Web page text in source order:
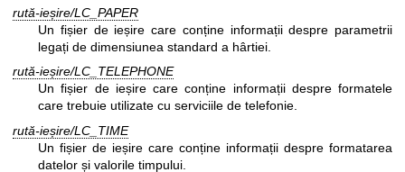
rută-ieșire/LC_PAPER
Un fișier de ieșire care conține informații despre parametrii
legați de dimensiunea standard a hârtiei.
rută-ieșire/LC_TELEPHONE
Un fișier de ieșire care conține informații despre formatele
care trebuie utilizate cu serviciile de telefonie.
rută-ieșire/LC_TIME
Un fișier de ieșire care conține informații despre formatarea
datelor și valorile timpului.